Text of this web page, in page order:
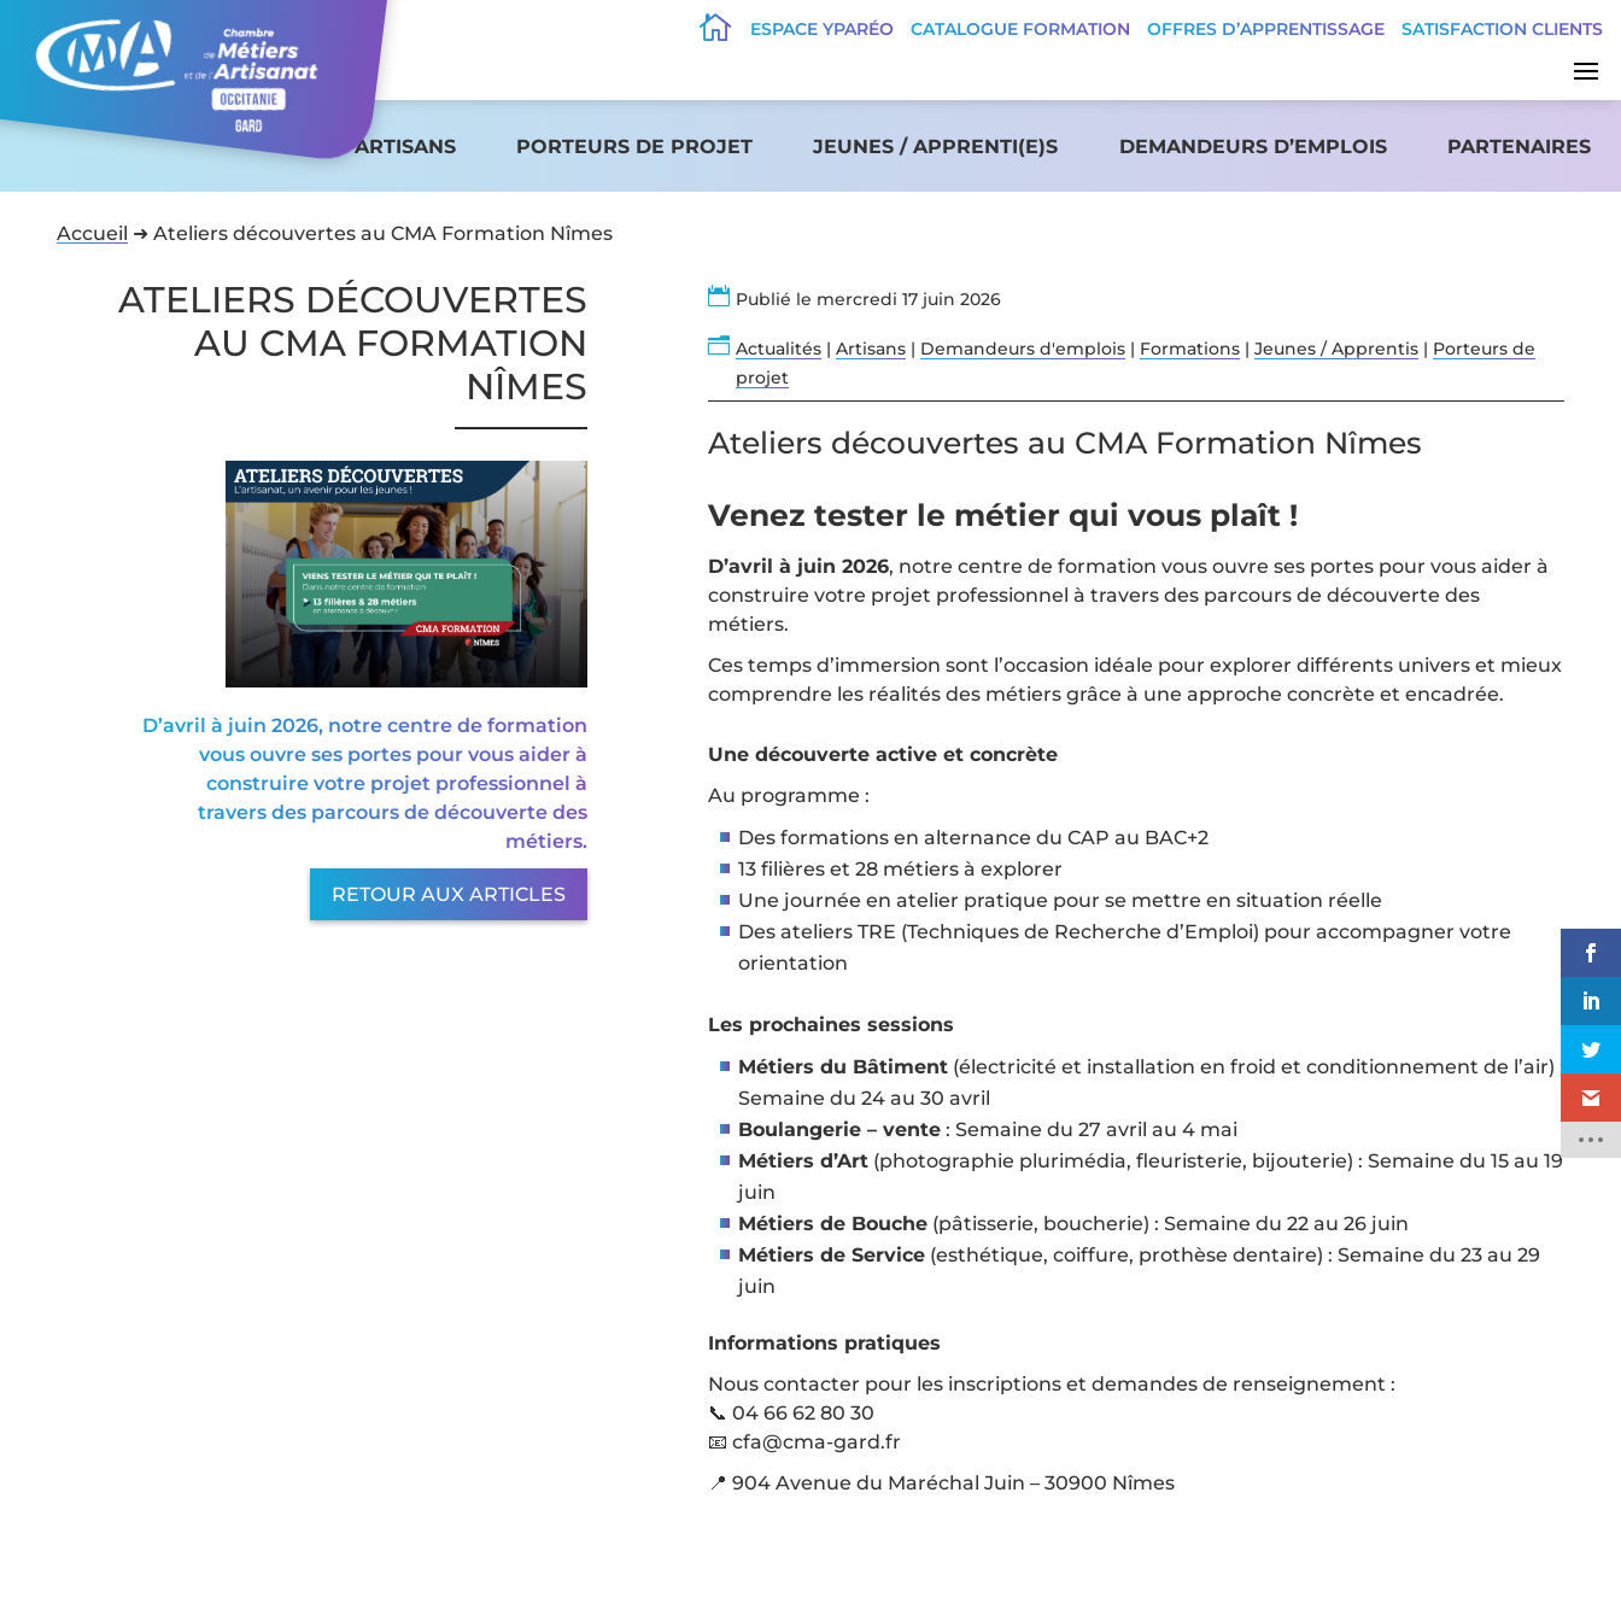
 ESPACE YPARÉO CATALOGUE FORMATION OFFRES D’APPRENTISSAGE SATISFACTION CLIENTS
ARTISANS PORTEURS DE PROJET JEUNES / APPRENTI(E)S DEMANDEURS D’EMPLOIS PARTENAIRES
Accueil ➜ Ateliers découvertes au CMA Formation Nîmes
ATELIERS DÉCOUVERTES
AU CMA FORMATION
NÎMES
D’avril à juin 2026, notre centre de formation
vous ouvre ses portes pour vous aider à
construire votre projet professionnel à
travers des parcours de découverte des
métiers.
RETOUR AUX ARTICLES
 Publié le mercredi 17 juin 2026
n Actualités | Artisans | Demandeurs d'emplois | Formations | Jeunes / Apprentis | Porteurs de
projet
Ateliers découvertes au CMA Formation Nîmes
Venez tester le métier qui vous plaît !
D’avril à juin 2026, notre centre de formation vous ouvre ses portes pour vous aider à
construire votre projet professionnel à travers des parcours de découverte des
métiers.
Ces temps d’immersion sont l’occasion idéale pour explorer différents univers et mieux
comprendre les réalités des métiers grâce à une approche concrète et encadrée.
Une découverte active et concrète
Au programme :
Des formations en alternance du CAP au BAC+2
13 filières et 28 métiers à explorer
Une journée en atelier pratique pour se mettre en situation réelle
Des ateliers TRE (Techniques de Recherche d’Emploi) pour accompagner votre
orientation
Les prochaines sessions
Métiers du Bâtiment (électricité et installation en froid et conditionnement de l’air) :
Semaine du 24 au 30 avril
Boulangerie – vente : Semaine du 27 avril au 4 mai
Métiers d’Art (photographie plurimédia, fleuristerie, bijouterie) : Semaine du 15 au 19
juin
Métiers de Bouche (pâtisserie, boucherie) : Semaine du 22 au 26 juin
Métiers de Service (esthétique, coiffure, prothèse dentaire) : Semaine du 23 au 29
juin
Informations pratiques
Nous contacter pour les inscriptions et demandes de renseignement :
📞 04 66 62 80 30
📧 cfa@cma-gard.fr
📍 904 Avenue du Maréchal Juin – 30900 Nîmes